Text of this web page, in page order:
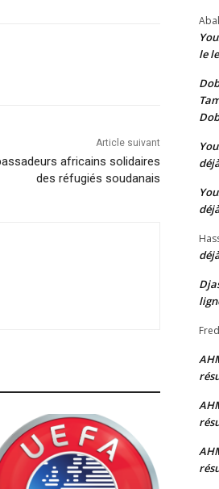
Article suivant
africains solidaires
des réfugiés soudanais
le
Fred